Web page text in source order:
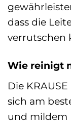
dass die
verrutschen
Wie reinigt
Die
sich am
und mildem